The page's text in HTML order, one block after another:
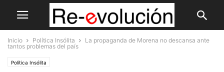
Inicio Política Insólita
La propaganda de Morena no descansa ante
tantos problemas del país
Política Insólita